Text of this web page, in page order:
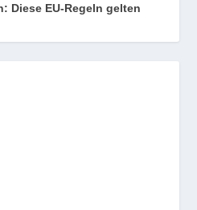
Diese EU-Regeln gelten